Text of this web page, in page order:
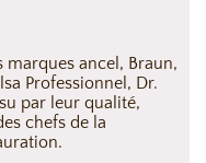
ancel, Braun,
Professionnel, Dr.
par leur qualité,
chefs de la